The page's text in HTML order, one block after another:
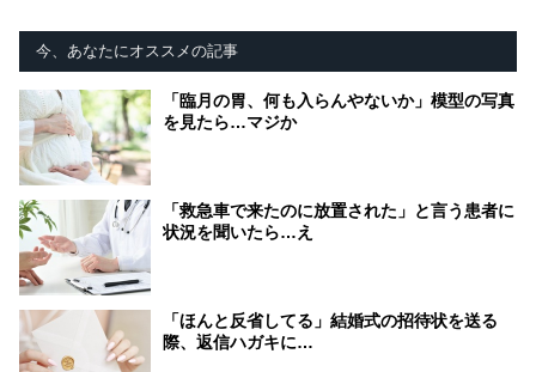
今、あなたにオススメの記事
「臨月の胃、何も入らんやないか」模型の写真
を見たら…マジか
「救急車で来たのに放置された」と言う患者に
状況を聞いたら…え
「ほんと反省してる」結婚式の招待状を送る
際、返信ハガキに…